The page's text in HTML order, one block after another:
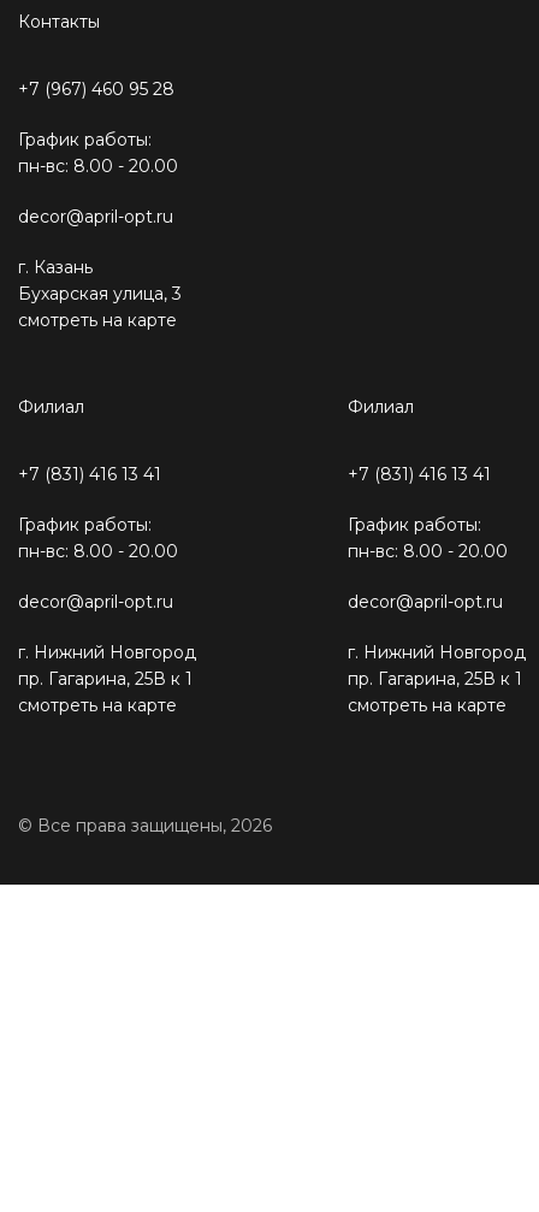
Контакты
+7 (967) 460 95 28
График работы:
пн-вс: 8.00 - 20.00
decor@april-opt.ru
г. Казань
Бухарская улица, 3
смотреть на карте
Филиал
+7 (831) 416 13 41
График работы:
пн-вс: 8.00 - 20.00
decor@april-opt.ru
г. Нижний Новгород
пр. Гагарина, 25В к 1
смотреть на карте
Филиал
+7 (831) 416 13 41
График работы:
пн-вс: 8.00 - 20.00
decor@april-opt.ru
г. Нижний Новгород
пр. Гагарина, 25В к 1
смотреть на карте
© Все права защищены, 2026